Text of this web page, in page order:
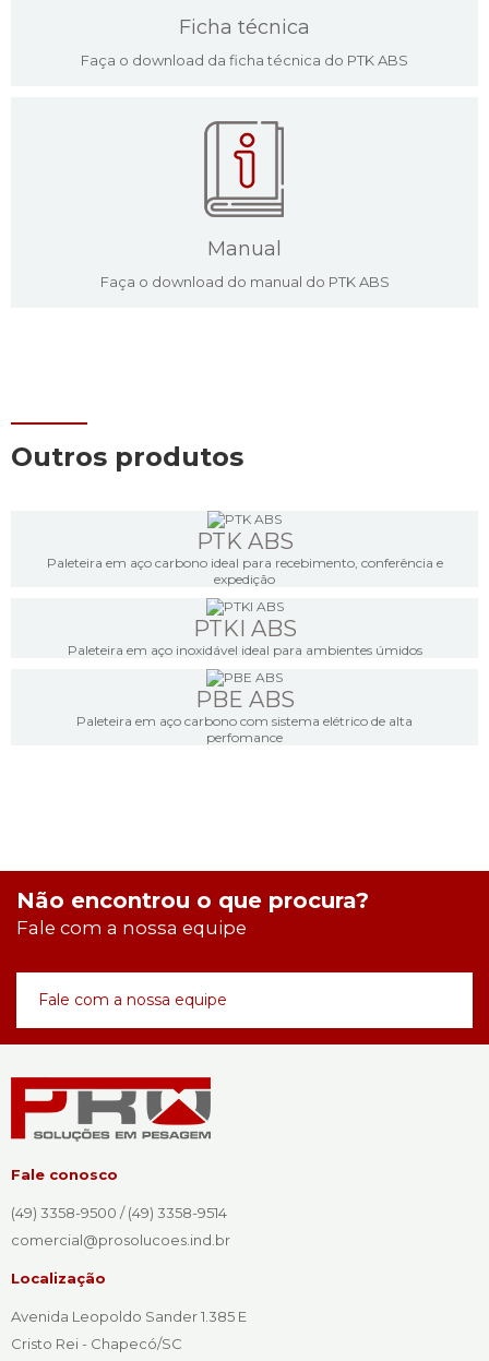
Ficha técnica
Faça o download da ficha técnica do PTK ABS
Manual
Faça o download do manual do PTK ABS
Outros produtos
PTK ABS
Paleteira em aço carbono ideal para recebimento, conferência e
expedição
PTKI ABS
Paleteira em aço inoxidável ideal para ambientes úmidos
PBE ABS
Paleteira em aço carbono com sistema elétrico de alta
perfomance
Não encontrou o que procura?
Fale com a nossa equipe
Fale com a nossa equipe
Fale conosco
(49) 3358-9500 / (49) 3358-9514
comercial@prosolucoes.ind.br
Localização
Avenida Leopoldo Sander 1.385 E
Cristo Rei - Chapecó/SC